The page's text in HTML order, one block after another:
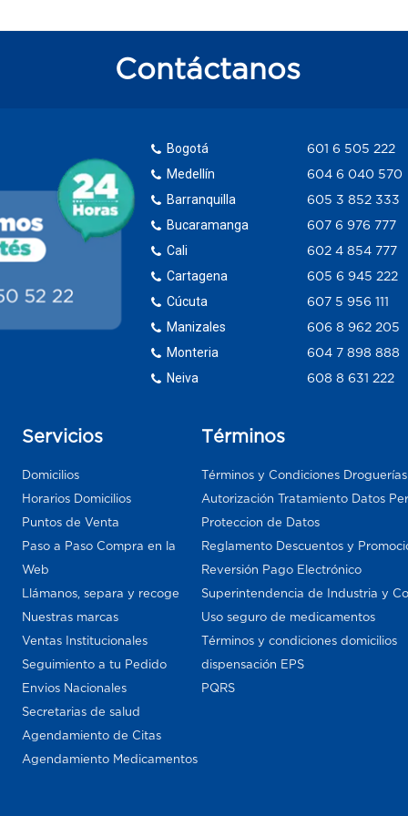
Contáctanos
Bogotá
Medellín
Barranquilla
Bucaramanga
Cali
Cartagena
Cúcuta
Manizales
Monteria
Neiva
601 6 505 222
604 6 040 570
605 3 852 333
607 6 976 777
602 4 854 777
605 6 945 222
607 5 956 111
606 8 962 205
604 7 898 888
608 8 631 222
Servicios
Domicilios
Horarios Domicilios
Puntos de Venta
Paso a Paso Compra en la
Web
Llámanos, separa y recoge
Nuestras marcas
Ventas Institucionales
Seguimiento a tu Pedido
Envios Nacionales
Secretarias de salud
Agendamiento de Citas
Agendamiento Medicamentos
Términos
Términos y Condiciones
Autorización Tratamiento Datos
Proteccion de Datos
Reglamento Descuentos y
Reversión Pago Electrónico
Superintendencia de Industria y
Uso seguro de medicamentos
Términos y condiciones domicilios
dispensación EPS
PQRS